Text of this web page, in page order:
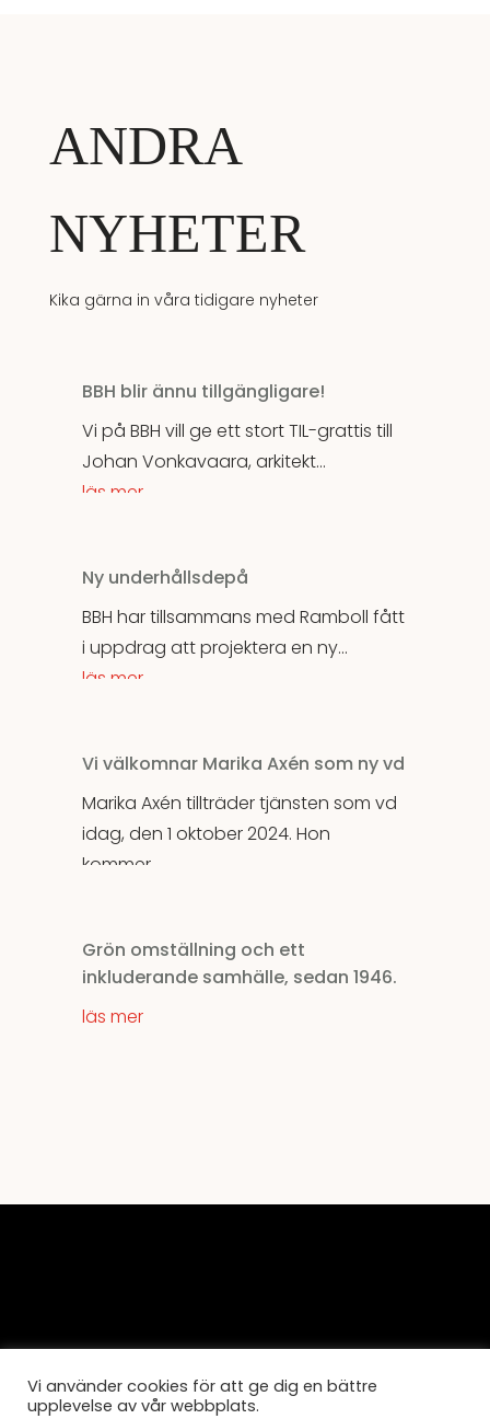
ANDRA
NYHETER
Kika gärna in våra tidigare nyheter
BBH blir ännu tillgängligare!
Vi på BBH vill ge ett stort TIL-grattis till
Johan Vonkavaara, arkitekt...
läs mer
Ny underhållsdepå
BBH har tillsammans med Ramboll fått
i uppdrag att projektera en ny...
läs mer
Vi välkomnar Marika Axén som ny vd
Marika Axén tillträder tjänsten som vd
idag, den 1 oktober 2024. Hon
kommer...
Grön omställning och ett
inkluderande samhälle, sedan 1946.
läs mer
BBH Arkitektur & Teknik
Krukmakargatan 21, 118 51 Stockholm
Vi använder cookies för att ge dig en bättre
upplevelse av vår webbplats.